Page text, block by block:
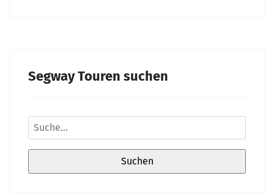
Segway Touren suchen